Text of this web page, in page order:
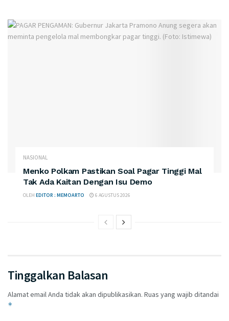
NASIONAL
Menko Polkam Pastikan Soal Pagar Tinggi Mal
Tak Ada Kaitan Dengan Isu Demo
OLEH EDITOR : MEMOARTO 6 AGUSTUS 2026
Tinggalkan Balasan
Alamat email Anda tidak akan dipublikasikan. Ruas yang wajib ditandai
*